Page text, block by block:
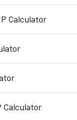
Calculator
Calculator